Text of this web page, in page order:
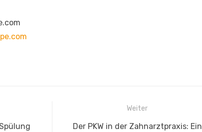
Weiter
Nächster
Der PKW in der Zahnarztpraxis: Ein